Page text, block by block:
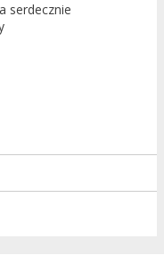
serdecznie